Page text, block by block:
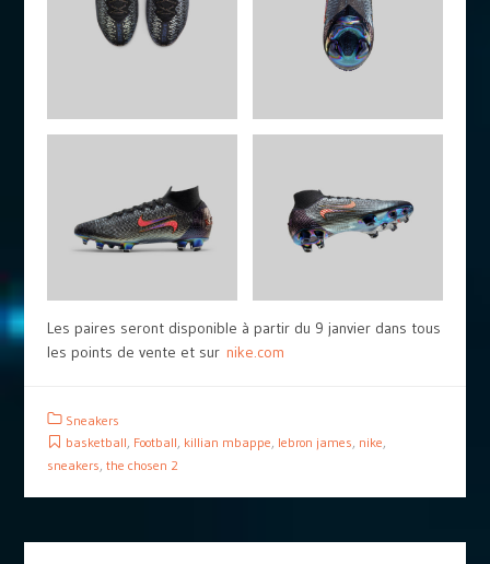
Les paires seront disponible à partir du 9 janvier dans tous
les points de vente et sur nike.com
Sneakers
basketball, Football, killian mbappe, lebron james, nike,
sneakers, the chosen 2